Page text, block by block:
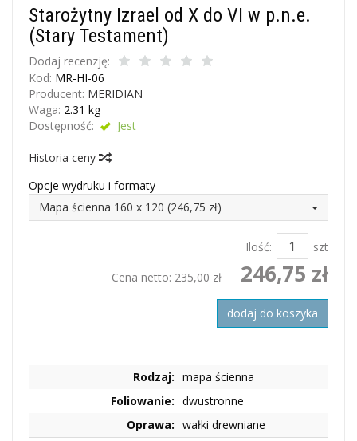
Starożytny Izrael od X do VI w p.n.e.
(Stary Testament)
Dodaj recenzję:
Kod: MR-HI-06
Producent: MERIDIAN
Waga: 2.31 kg
Dostępność:
Jest
Historia ceny
Opcje wydruku i formaty
Mapa ścienna 160 x 120 (246,75 zł)
Ilość:
szt
Cena netto: 235,00 zł 246,75 zł
dodaj do koszyka
Rodzaj: mapa ścienna
Foliowanie: dwustronne
Oprawa: wałki drewniane